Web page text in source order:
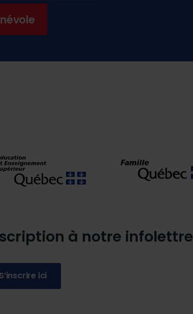
à notre infolettre
S’inscrire ici